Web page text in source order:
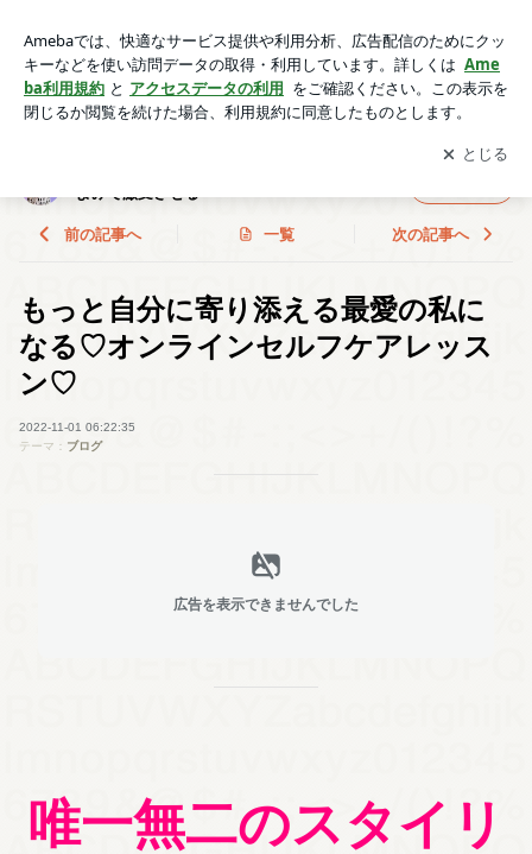
アレッスン♡ | MAKI /40歳からの生き方をファッション×星よ
みで激変させる
アプリをダウンロードして ブログの更新通知
を受け取りまし
ょう。
開く
よみで激変させる
前の記事へ 一覧 次の記事へ
もっと自分に寄り添える最愛の私に
なる♡オンラインセルフケアレッス
ン♡
2022-11-01 06:22:35
テーマ： ブログ
広告を表示できませんでした
唯一無二のスタイリ